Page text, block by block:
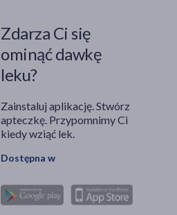
Zdarza Ci się
ominąć dawkę
leku?
Zainstaluj aplikację. Stwórz
apteczkę. Przypomnimy Ci
kiedy wziąć lek.
Dostępna w